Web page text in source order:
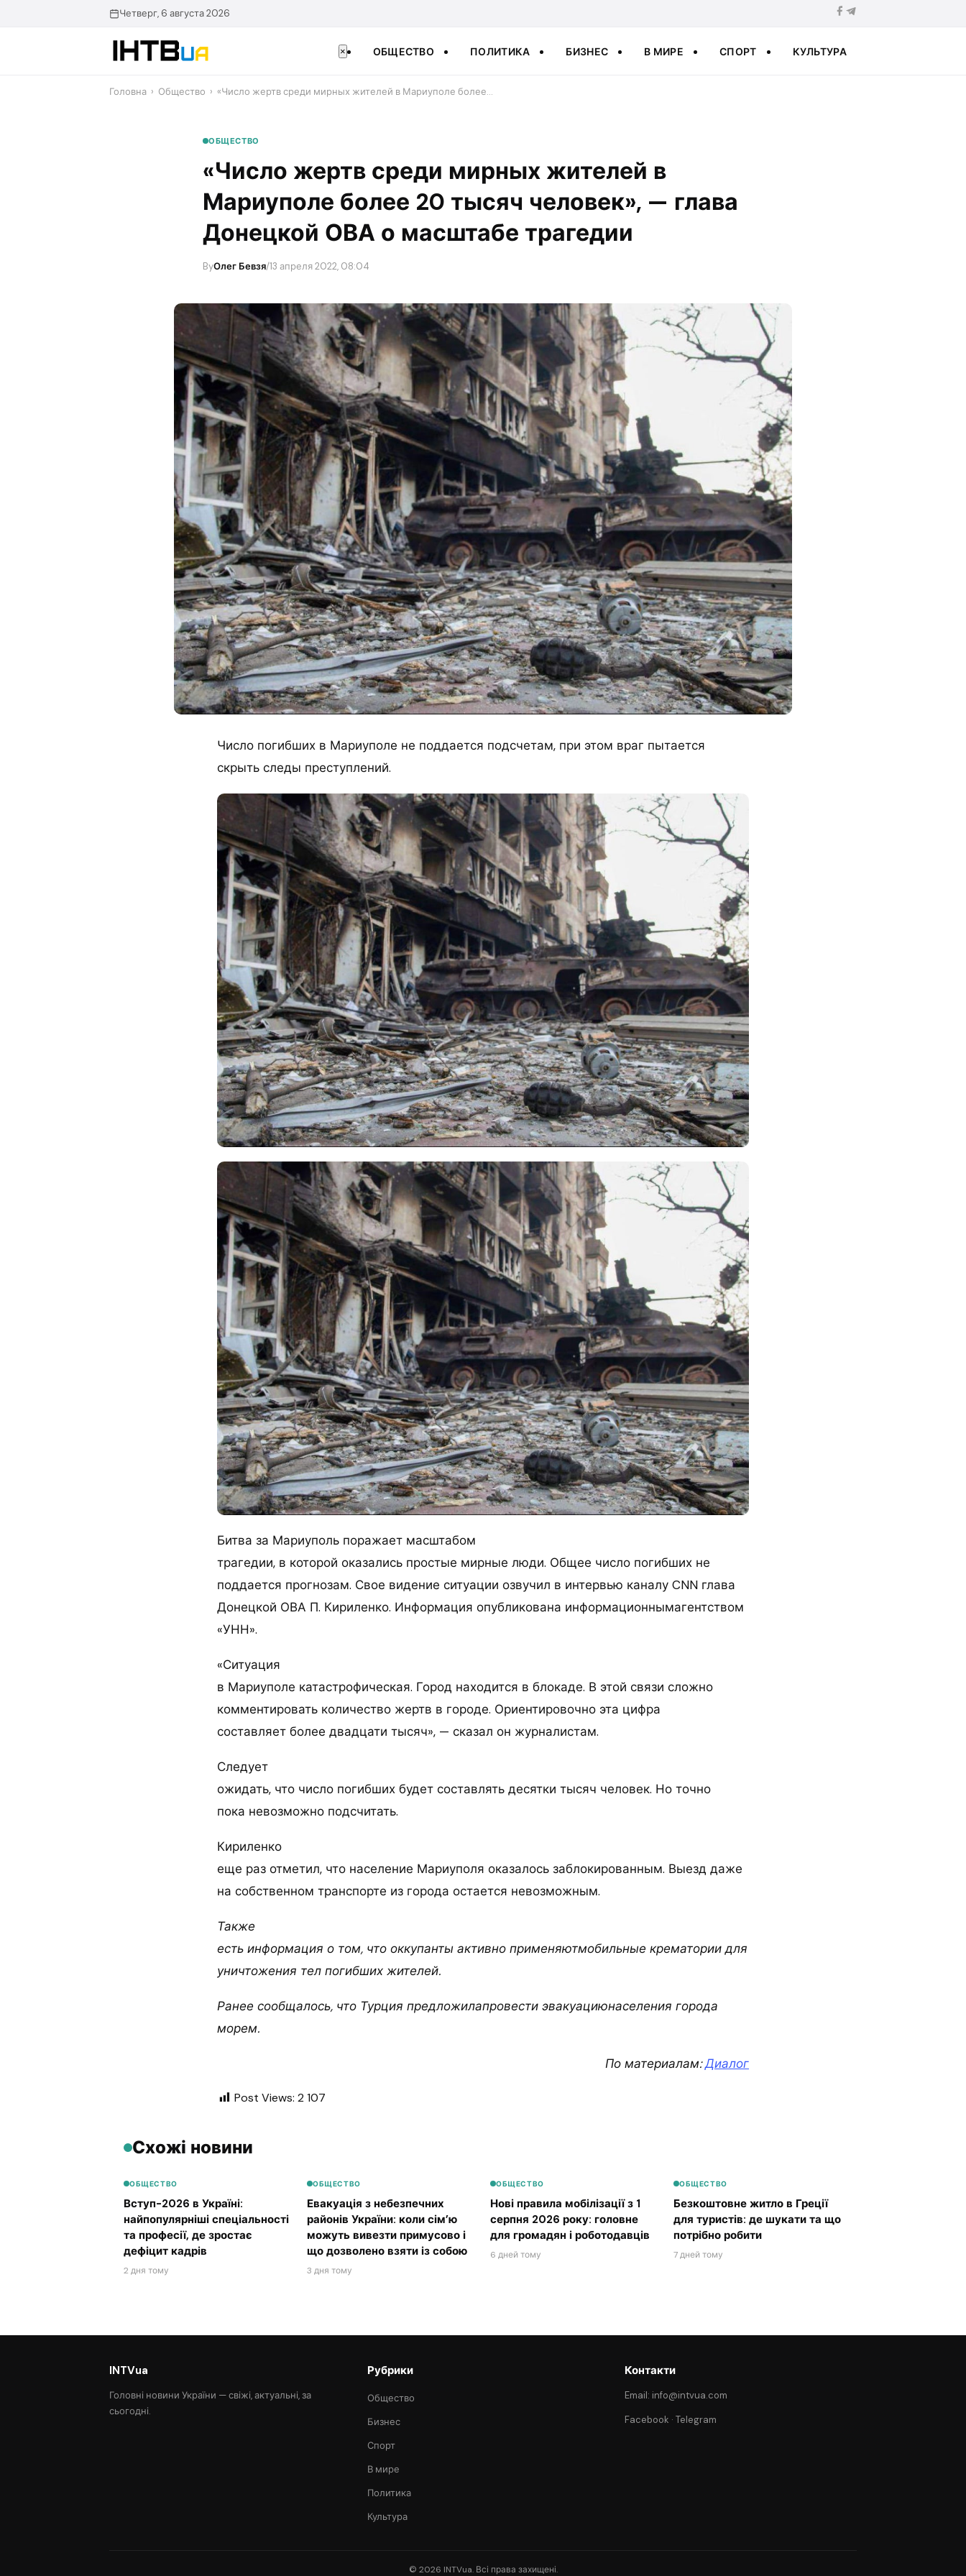
Четверг, 6 августа 2026
× ОБЩЕСТВО ПОЛИТИКА БИЗНЕС В МИРЕ СПОРТ КУЛЬТУРА
Головна › Общество › «Число жертв среди мирных жителей в Мариуполе более…
ОБЩЕСТВО
«Число жертв среди мирных жителей в
Мариуполе более 20 тысяч человек», — глава
Донецкой ОВА о масштабе трагедии
ByОлег Бевзя/13 апреля 2022, 08:04
Число погибших в Мариуполе не поддается подсчетам, при этом враг пытается
скрыть следы преступлений.
Битва за Мариуполь поражает масштабом
трагедии, в которой оказались простые мирные люди. Общее число погибших не
поддается прогнозам. Свое видение ситуации озвучил в интервью каналу CNN глава
Донецкой ОВА П. Кириленко. Информация опубликована информационнымагентством
«УНН».
«Ситуация
в Мариуполе катастрофическая. Город находится в блокаде. В этой связи сложно
комментировать количество жертв в городе. Ориентировочно эта цифра
составляет более двадцати тысяч», — сказал он журналистам.
Следует
ожидать, что число погибших будет составлять десятки тысяч человек. Но точно
пока невозможно подсчитать.
Кириленко
еще раз отметил, что население Мариуполя оказалось заблокированным. Выезд даже
на собственном транспорте из города остается невозможным.
Также
есть информация о том, что оккупанты активно применяютмобильные крематории для
уничтожения тел погибших жителей.
Ранее сообщалось, что Турция предложилапровести эвакуациюнаселения города
морем.
По материалам:Диалог
Post Views: 2 107
Схожі новини
ОБЩЕСТВО
Вступ-2026 в Україні:
найпопулярніші спеціальності
та професії, де зростає
дефіцит кадрів
2 дня тому
ОБЩЕСТВО
Евакуація з небезпечних
районів України: коли сім’ю
можуть вивезти примусово і
що дозволено взяти із собою
3 дня тому
ОБЩЕСТВО
Нові правила мобілізації з 1
серпня 2026 року: головне
для громадян і роботодавців
6 дней тому
ОБЩЕСТВО
Безкоштовне житло в Греції
для туристів: де шукати та що
потрібно робити
7 дней тому
INTVua
Головні новини України — свіжі, актуальні, за
сьогодні.
Рубрики
Общество
Бизнес
Спорт
В мире
Политика
Культура
Контакти
Email: info@intvua.com
Facebook ·Telegram
© 2026 INTVua. Всі права захищені.